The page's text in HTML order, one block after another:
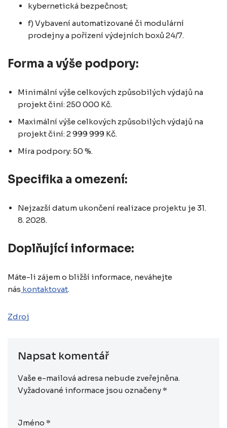
kybernetická bezpečnost;
f) Vybavení automatizované či modulární
prodejny a pořízení výdejních boxů 24/7.
Forma a výše podpory:
Minimální výše celkových způsobilých výdajů na
projekt činí: 250 000 Kč.
Maximální výše celkových způsobilých výdajů na
projekt činí: 2 999 999 Kč.
Míra podpory: 50 %.
Specifika a omezení:
Nejzazší datum ukončení realizace projektu je 31.
8. 2028.
Doplňující informace:
Máte-li zájem o bližší informace, neváhejte
nás kontaktovat.
Zdroj
Napsat komentář
Vaše e-mailová adresa nebude zveřejněna.
Vyžadované informace jsou označeny *
Jméno *